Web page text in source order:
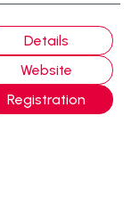
Details
Website
Registration